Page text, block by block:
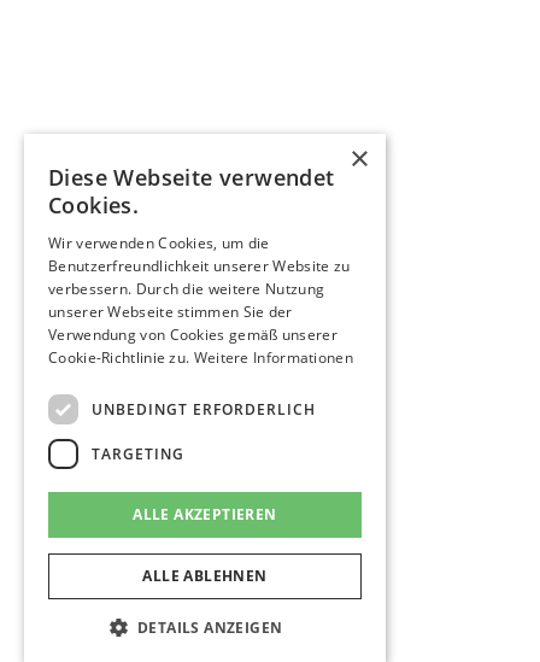
×
Diese Webseite verwendet
Cookies.
Wir verwenden Cookies, um die
Benutzerfreundlichkeit unserer Website zu
verbessern. Durch die weitere Nutzung
unserer Webseite stimmen Sie der
Verwendung von Cookies gemäß unserer
Cookie-Richtlinie zu. Weitere Informationen
UNBEDINGT ERFORDERLICH
TARGETING
ALLE AKZEPTIEREN
ALLE ABLEHNEN
DETAILS ANZEIGEN